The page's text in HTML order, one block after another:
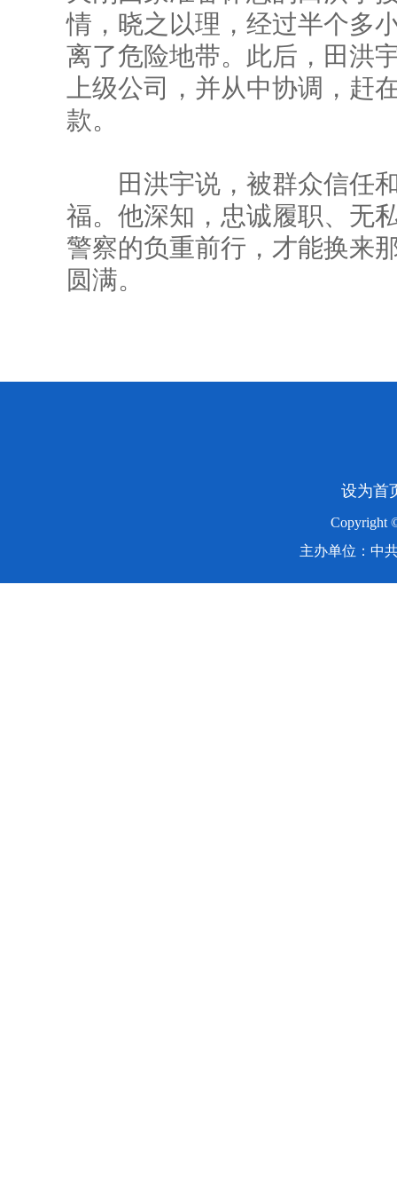
情，晓之以理，经过半个多
离了危险地带。此后，田洪
上级公司，并从中协调，赶
款。
田洪宇说，被群众信任和
福。他深知，忠诚履职、无
警察的负重前行，才能换来
圆满。
设为首
Copyright
主办单位：中